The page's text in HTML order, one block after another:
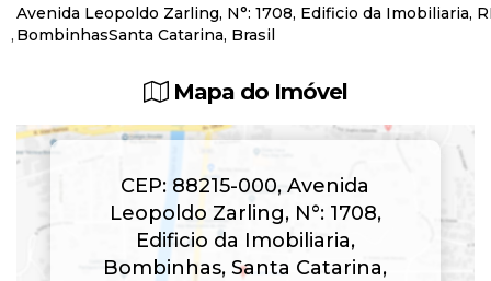
Avenida Leopoldo Zarling, N°: 1708, Edificio da Imobiliaria,
BombinhasSanta Catarina, Brasil
Mapa do Imóvel
CEP: 88215-000,Avenida
Leopoldo Zarling, N°:1708,
Edificio da Imobiliaria,
Bombinhas,Santa Catarina,